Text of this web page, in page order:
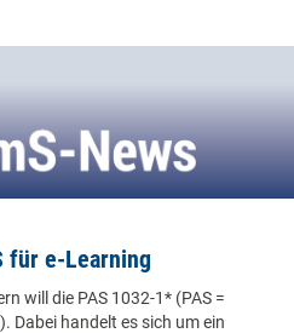
für e-Learning
will die PAS 1032-1* (PAS =
Dabei handelt es sich um ein